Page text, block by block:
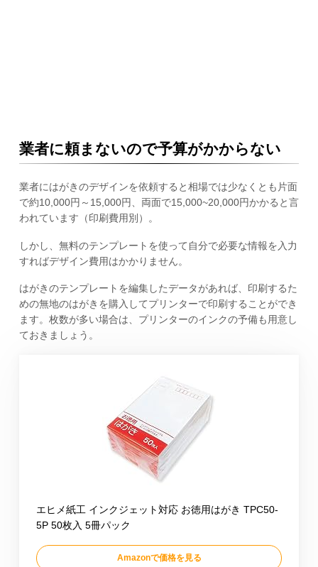
業者に頼まないので予算がかからない
業者にはがきのデザインを依頼すると相場では少なくとも片面
で約10,000円～15,000円、両面で15,000~20,000円かかると言
われています（印刷費用別）。
しかし、無料のテンプレートを使って自分で必要な情報を入力
すればデザイン費用はかかりません。
はがきのテンプレートを編集したデータがあれば、印刷するた
めの無地のはがきを購入してプリンターで印刷することができ
ます。枚数が多い場合は、プリンターのインクの予備も用意し
ておきましょう。
エヒメ紙工 インクジェット対応 お徳用はがき TPC50-
5P 50枚入 5冊パック
Amazonで価格を見る